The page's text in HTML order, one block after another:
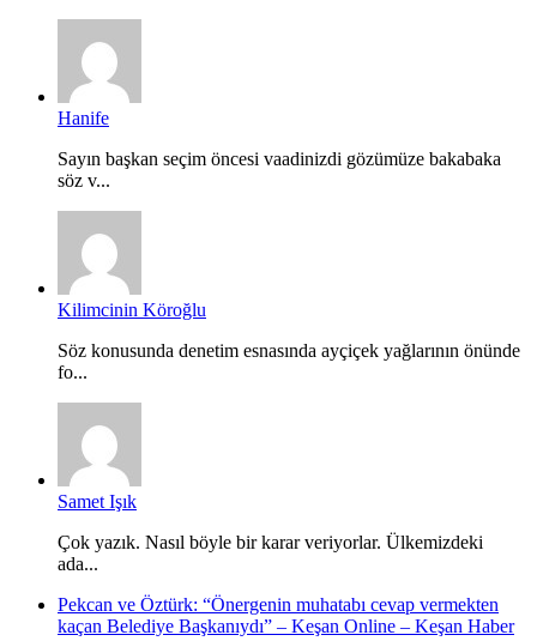
Hanife
Sayın başkan seçim öncesi vaadinizdi gözümüze bakabaka
söz v...
Kilimcinin Köroğlu
Söz konusunda denetim esnasında ayçiçek yağlarının önünde
fo...
Samet Işık
Çok yazık. Nasıl böyle bir karar veriyorlar. Ülkemizdeki
ada...
Pekcan ve Öztürk: “Önergenin muhatabı cevap vermekten
kaçan Belediye Başkanıydı” – Keşan Online – Keşan Haber